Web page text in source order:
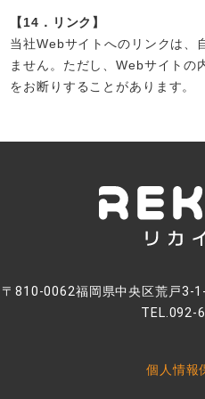
【14．リンク】
当社Webサイトへのリンクは、
ません。ただし、Webサイトの
をお断りすることがあります。
〒810-0062福岡県中央区荒戸3-
TEL.092-
個人情報